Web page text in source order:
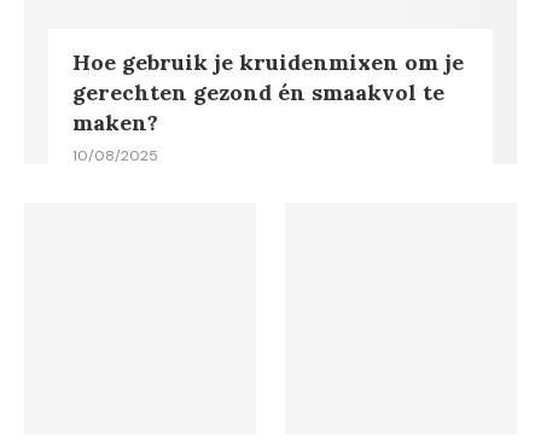
Hoe gebruik je kruidenmixen om je
gerechten gezond én smaakvol te
maken?
10/08/2025